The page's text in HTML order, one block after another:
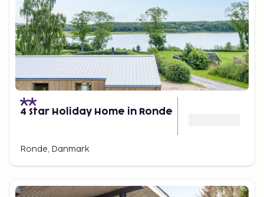
4 Star Holiday Home in Ronde
Ronde, Danmark